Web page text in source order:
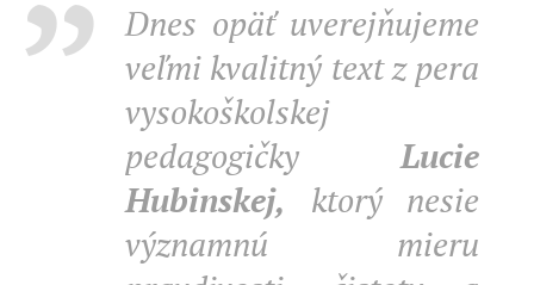
Dnes opäť uverejňujeme
veľmi kvalitný text z pera
vysokoškolskej
pedagogičkyLucie
Hubinskej, ktorý nesie
významnú mieru